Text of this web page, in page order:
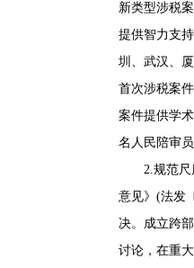
新类型涉税
提供智力支
圳、武汉、
首次涉税案
案件提供学
名人民陪审
2.规范尺度
意见》(法发
决。成立跨
讨论，在重